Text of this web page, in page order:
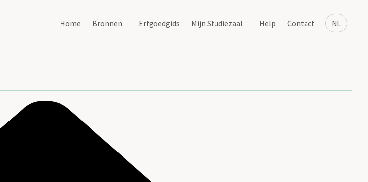
NL
Home Bronnen Erfgoedgids Mijn Studiezaal Help Contact